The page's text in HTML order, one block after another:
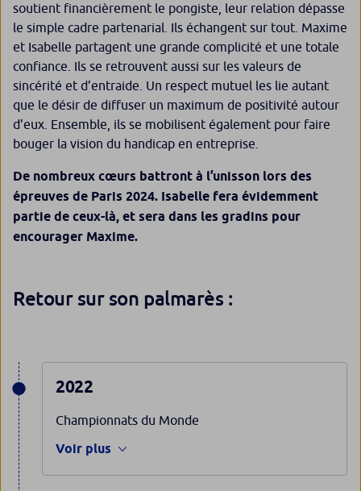
soutient financièrement le pongiste, leur relation dépasse
le simple cadre partenarial. Ils échangent sur tout. Maxime
et Isabelle partagent une grande complicité et une totale
confiance. Ils se retrouvent aussi sur les valeurs de
sincérité et d’entraide. Un respect mutuel les lie autant
que le désir de diffuser un maximum de positivité autour
d’eux. Ensemble, ils se mobilisent également pour faire
bouger la vision du handicap en entreprise.
De nombreux cœurs battront à l’unisson lors des
épreuves de Paris 2024. Isabelle fera évidemment
partie de ceux-là, et sera dans les gradins pour
encourager Maxime.
Retour sur son palmarès :
2022
Championnats du Monde
Voir plus